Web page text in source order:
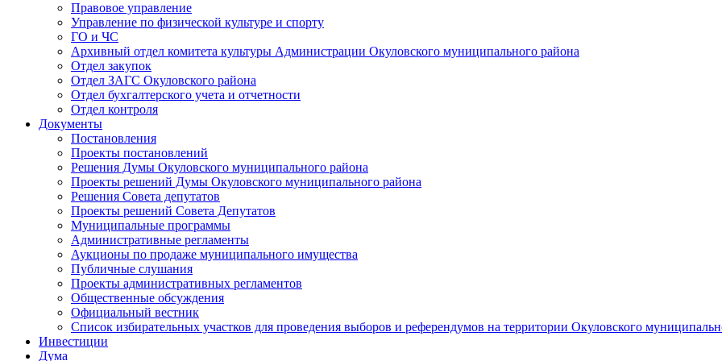
Правовое управление
Управление по физической культуре и спорту
ГО и ЧС
Архивный отдел комитета культуры Администрации Окуловского муниципального района
Отдел закупок
Отдел ЗАГС Окуловского района
Отдел бухгалтерского учета и отчетности
Отдел контроля
Документы
Постановления
Проекты постановлений
Решения Думы Окуловского муниципального района
Проекты решений Думы Окуловского муниципального района
Решения Совета депутатов
Проекты решений Совета Депутатов
Муниципальные программы
Административные регламенты
Аукционы по продаже муниципального имущества
Публичные слушания
Проекты административных регламентов
Общественные обсуждения
Официальный вестник
Список избирательных участков для проведения выборов и референдумов на территории Окуловского
Инвестиции
Дума